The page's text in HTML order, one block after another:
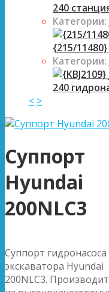
240
Категории:
{215/
Категории:
240
< >
Суппорт
Hyundai
200NLC3
Суппорт гидронасоса
экскаватора Hyundai
200NLC3.